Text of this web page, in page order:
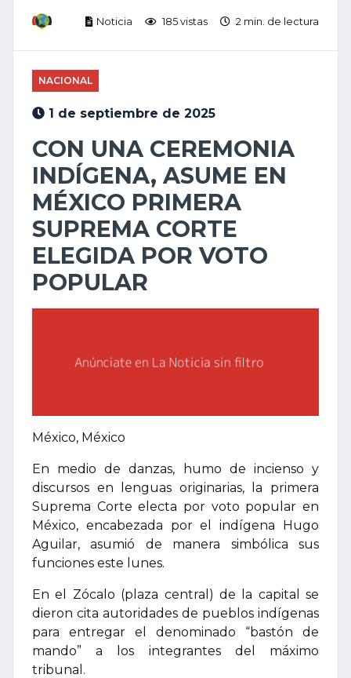
Noticia 185 vistas 2 min. de lectura
NACIONAL
1 de septiembre de 2025
CON UNA CEREMONIA
INDÍGENA, ASUME EN
MÉXICO PRIMERA
SUPREMA CORTE
ELEGIDA POR VOTO
POPULAR
México, México
En medio de danzas, humo de incienso y
discursos en lenguas originarias, la primera
Suprema Corte electa por voto popular en
México, encabezada por el indígena Hugo
Aguilar, asumió de manera simbólica sus
funciones este lunes.
En el Zócalo (plaza central) de la capital se
dieron cita autoridades de pueblos indígenas
para entregar el denominado “bastón de
mando” a los integrantes del máximo
tribunal.